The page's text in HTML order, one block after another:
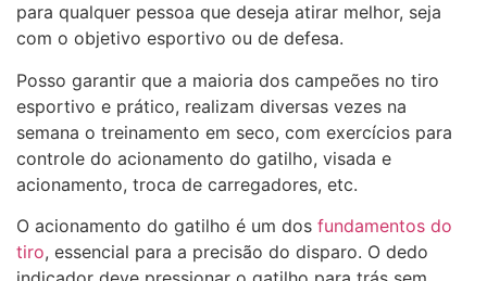
para qualquer pessoa que deseja atirar melhor, seja
com o objetivo esportivo ou de defesa.
Posso garantir que a maioria dos campeões no tiro
esportivo e prático, realizam diversas vezes na
semana o treinamento em seco, com exercícios para
controle do acionamento do gatilho, visada e
acionamento, troca de carregadores, etc.
O acionamento do gatilho é um dos fundamentos do
tiro, essencial para a precisão do disparo. O dedo